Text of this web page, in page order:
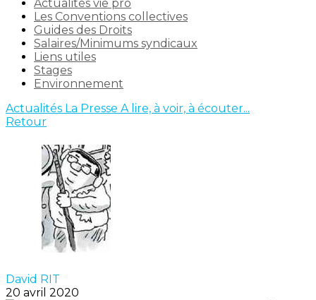
Actualités vie pro
Les Conventions collectives
Guides des Droits
Salaires/Minimums syndicaux
Liens utiles
Stages
Environnement
Actualités La Presse A lire, à voir, à écouter...
Retour
David RIT
20 avril 2020